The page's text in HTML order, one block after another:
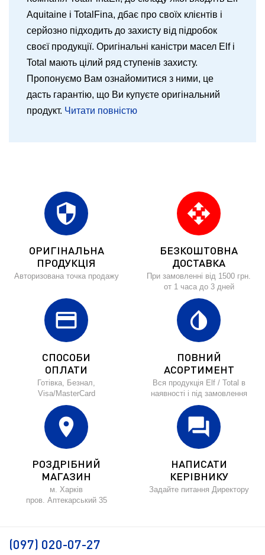
Aquitaine і TotalFina, дбає про своїх клієнтів і
серйозно підходить до захисту від підробок
своєї продукції. Оригінальні каністри масел Elf і
Total мають цілий ряд ступенів захисту.
Пропонуємо Вам ознайомитися з ними, це
дасть гарантію, що Ви купуєте оригінальний
продукт. Читати повністю
security
ОРИГІНАЛЬНА
ПРОДУКЦІЯ
Авторизована точка продажу
open_with
БЕЗКОШТОВНА
ДОСТАВКА
При замовленні від 1500 грн.
от 1 часа до 3 дней
credit_card
СПОСОБИ
ОПЛАТИ
Готівка, Безнал,
Visa/MasterCard
invert_colors
ПОВНИЙ
АСОРТИМЕНТ
Вся продукція Elf / Total в
наявності і під замовлення
location_on
РОЗДРІБНИЙ
МАГАЗИН
м. Харків
пров. Аптекарський 35
forum
НАПИСАТИ
КЕРІВНИКУ
Задайте питання Директору
(097) 020-07-27